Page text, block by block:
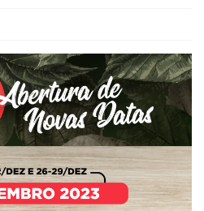
YoutubeTikTok Whatsapp